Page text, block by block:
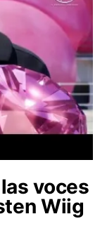
voces
Wiig